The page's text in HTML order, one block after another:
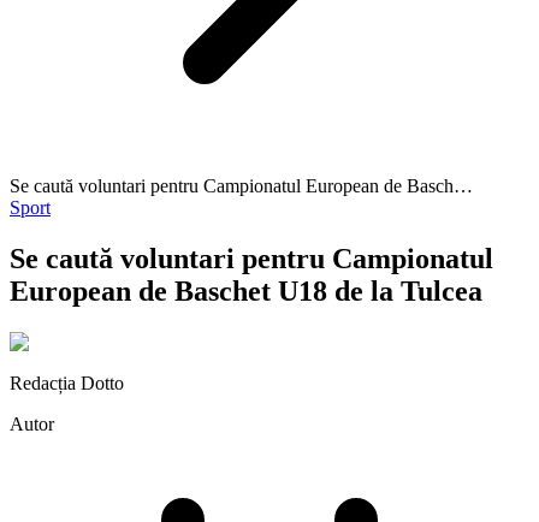
Se caută voluntari pentru Campionatul European de Basch…
Sport
Se caută voluntari pentru Campionatul
European de Baschet U18 de la Tulcea
Redacția Dotto
Autor